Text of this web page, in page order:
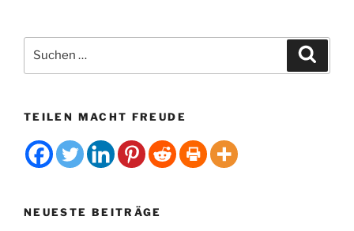
Tee
senken
nach:
TEILEN MACHT FREUDE
NEUESTE BEITRÄGE